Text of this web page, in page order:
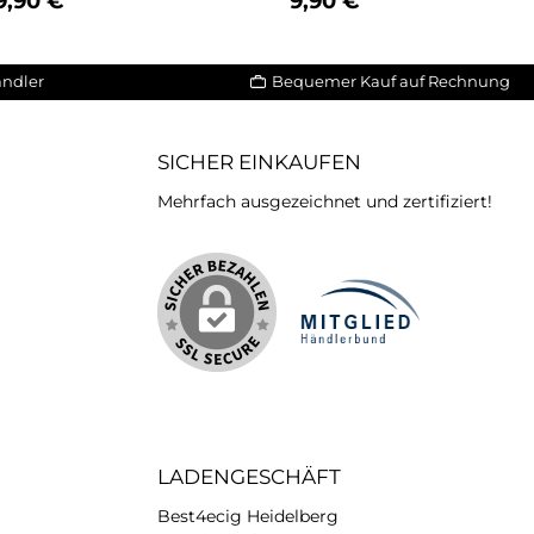
Bequemer Kauf auf Rechnung
SICHER EINKAUFEN
Mehrfach ausgezeichnet und zertifiziert!
LADENGESCHÄFT
Best4ecig Heidelberg